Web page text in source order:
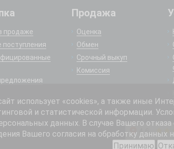
продаже
поступления
Продажа
Оценка
Обмен
Срочный выкуп
Комиссия
использует «cookies», а также иные
и статистической информации.
данных. В случае Вашего
Вашего согласия на обработку
Принимаю